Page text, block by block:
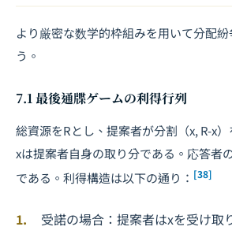
より厳密な数学的枠組みを用いて分配
う。
7.1 最後通牒ゲームの利得行列
総資源をRとし、提案者が分割（x, R-x
xは提案者自身の取り分である。応答者
である。利得構造は以下の通り： [38]
受諾の場合：提案者はxを受け取